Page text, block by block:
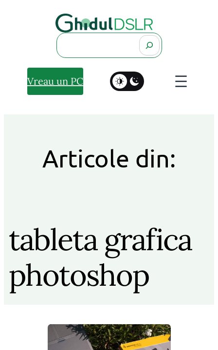
Search
Vreau un PC
Articole din:
tableta grafica
photoshop